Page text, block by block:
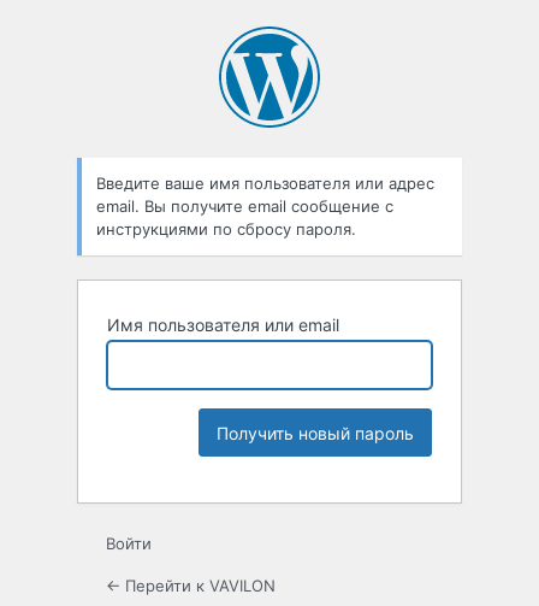
Введите ваше имя пользователя или адрес
email. Вы получите email сообщение с
инструкциями по сбросу пароля.
Имя пользователя или email
Войти
← Перейти к VAVILON